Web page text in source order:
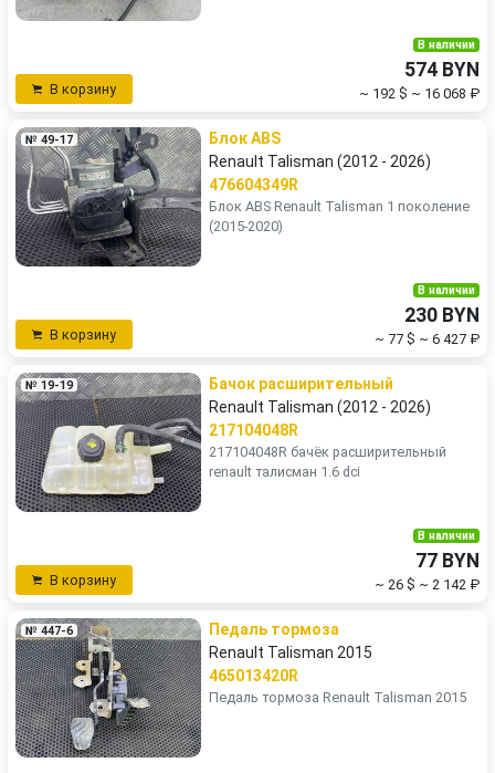
В корзину
В наличии
574 BYN
~ 192 $ ~ 16 068 ₽
№ 49-17
Блок ABS
Renault Talisman (2012 - 2026)
476604349R
Блок ABS Renault Talisman 1 поколение
(2015-2020)
В корзину
В наличии
230 BYN
~ 77 $ ~ 6 427 ₽
№ 19-19
Бачок расширительный
Renault Talisman (2012 - 2026)
217104048R
217104048R бачёк расширительный
renault талисман 1.6 dci
В корзину
В наличии
77 BYN
~ 26 $ ~ 2 142 ₽
№ 447-6
Педаль тормоза
Renault Talisman 2015
465013420R
Педаль тормоза Renault Talisman 2015